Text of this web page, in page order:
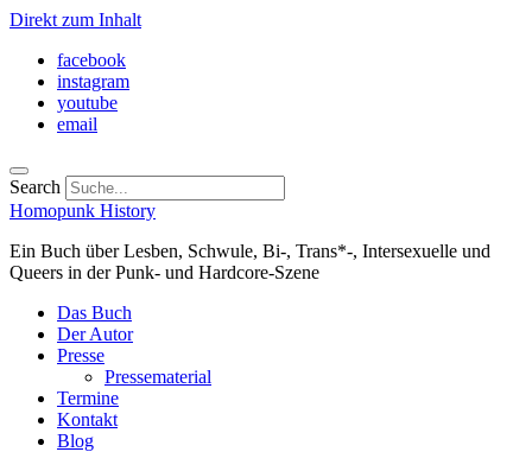
Direkt zum Inhalt
facebook
instagram
youtube
email
Search
Homopunk History
Ein Buch über Lesben, Schwule, Bi-, Trans*-, Intersexuelle und
Queers in der Punk- und Hardcore-Szene
Das Buch
Der Autor
Presse
Pressematerial
Termine
Kontakt
Blog